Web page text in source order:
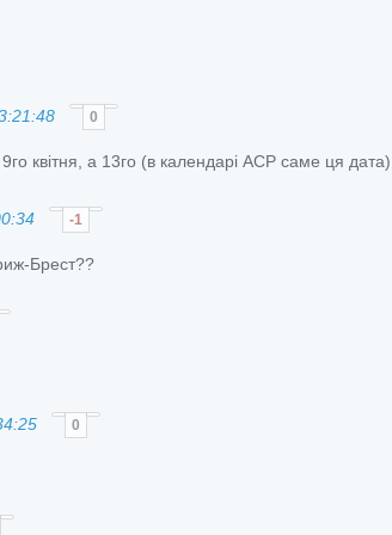
0
квітня, а 13го (в календарі АСР саме ця дата)
-1
Брест??
0